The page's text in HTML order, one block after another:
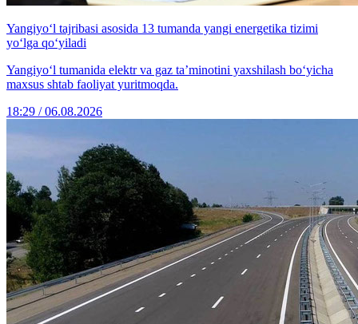
Yangiyo‘l tajribasi asosida 13 tumanda yangi energetika tizimi
yo‘lga qo‘yiladi
Yangiyo‘l tumanida elektr va gaz ta’minotini yaxshilash bo‘yicha
maxsus shtab faoliyat yuritmoqda.
18:29 / 06.08.2026